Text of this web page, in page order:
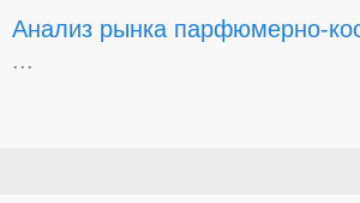
Анализ рынка парфюмерно-
...